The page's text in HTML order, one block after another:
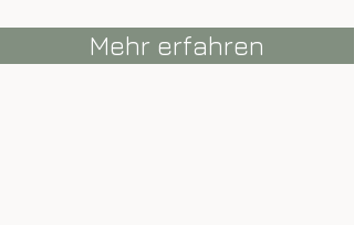
Mehr erfahren